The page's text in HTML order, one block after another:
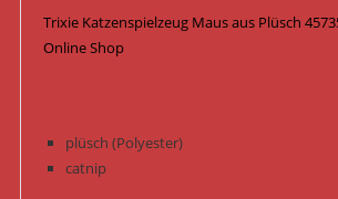
Trixie Katzenspielzeug Maus aus Plüsch
Online Shop
plüsch (Polyester)
catnip